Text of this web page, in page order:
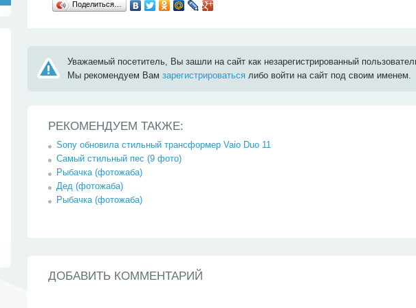
Поделиться…
Уважаемый посетитель, Вы зашли на сайт как незарегистрированный
Мы рекомендуем Вамзарегистрироваться либо войти на сайт под своим именем.
РЕКОМЕНДУЕМ ТАКЖЕ:
Sony обновила стильный трансформер Vaio Duo 11
Самый стильный пес (9 фото)
Рыбачка (фотожаба)
Дед (фотожаба)
Рыбачка (фотожаба)
ДОБАВИТЬ КОММЕНТАРИЙ